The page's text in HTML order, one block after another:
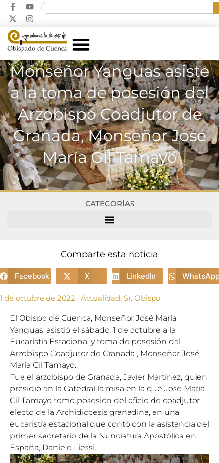
Monseñor Yanguas asiste
a la toma de posesión del
Arzobispo Coadjutor de
Granada, Monseñor José
María Gil Tamayo
CATEGORÍAS
Comparte esta noticia
Facebook X LinkedIn WhatsApp
1 de octubre de 2022 Actualidad, Sr. Obispo
El Obispo de Cuenca, Monseñor José María
Yanguas, asistió el sábado, 1 de octubre a la
Eucaristía Estacional y toma de posesión del
Arzobispo Coadjutor de Granada , Monseñor José
María Gil Tamayo.
Fue el arzobispo de Granada, Javier Martínez, quien
presidió en la Catedral la misa en la que José María
Gil Tamayo tomó posesión del oficio de coadjutor
electo de la Archidiócesis granadina, en una
eucaristía estacional que contó con la asistencia del
primer secretario de la Nunciatura Apostólica en
España, Daniele Liessi.